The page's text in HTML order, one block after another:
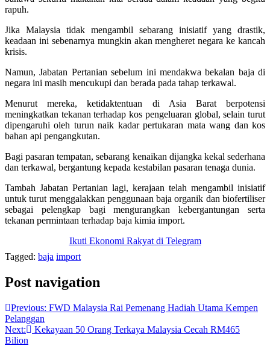
rapuh.
Jika Malaysia tidak mengambil sebarang inisiatif yang drastik,
keadaan ini sebenarnya mungkin akan mengheret negara ke kancah
krisis.
Namun, Jabatan Pertanian sebelum ini mendakwa bekalan baja di
negara ini masih mencukupi dan berada pada tahap terkawal.
Menurut mereka, ketidaktentuan di Asia Barat berpotensi
meningkatkan tekanan terhadap kos pengeluaran global, selain turut
dipengaruhi oleh turun naik kadar pertukaran mata wang dan kos
bahan api pengangkutan.
Bagi pasaran tempatan, sebarang kenaikan dijangka kekal sederhana
dan terkawal, bergantung kepada kestabilan pasaran tenaga dunia.
Tambah Jabatan Pertanian lagi, kerajaan telah mengambil inisiatif
untuk turut menggalakkan penggunaan baja organik dan biofertiliser
sebagai pelengkap bagi mengurangkan kebergantungan serta
tekanan permintaan terhadap baja kimia import.
Ikuti Ekonomi Rakyat di Telegram
Tagged: baja import
Post navigation
Previous: FWD Malaysia Rai Pemenang Hadiah Utama Kempen
Pelanggan
Next:
Kekayaan 50 Orang Terkaya Malaysia Cecah RM465
Bilion